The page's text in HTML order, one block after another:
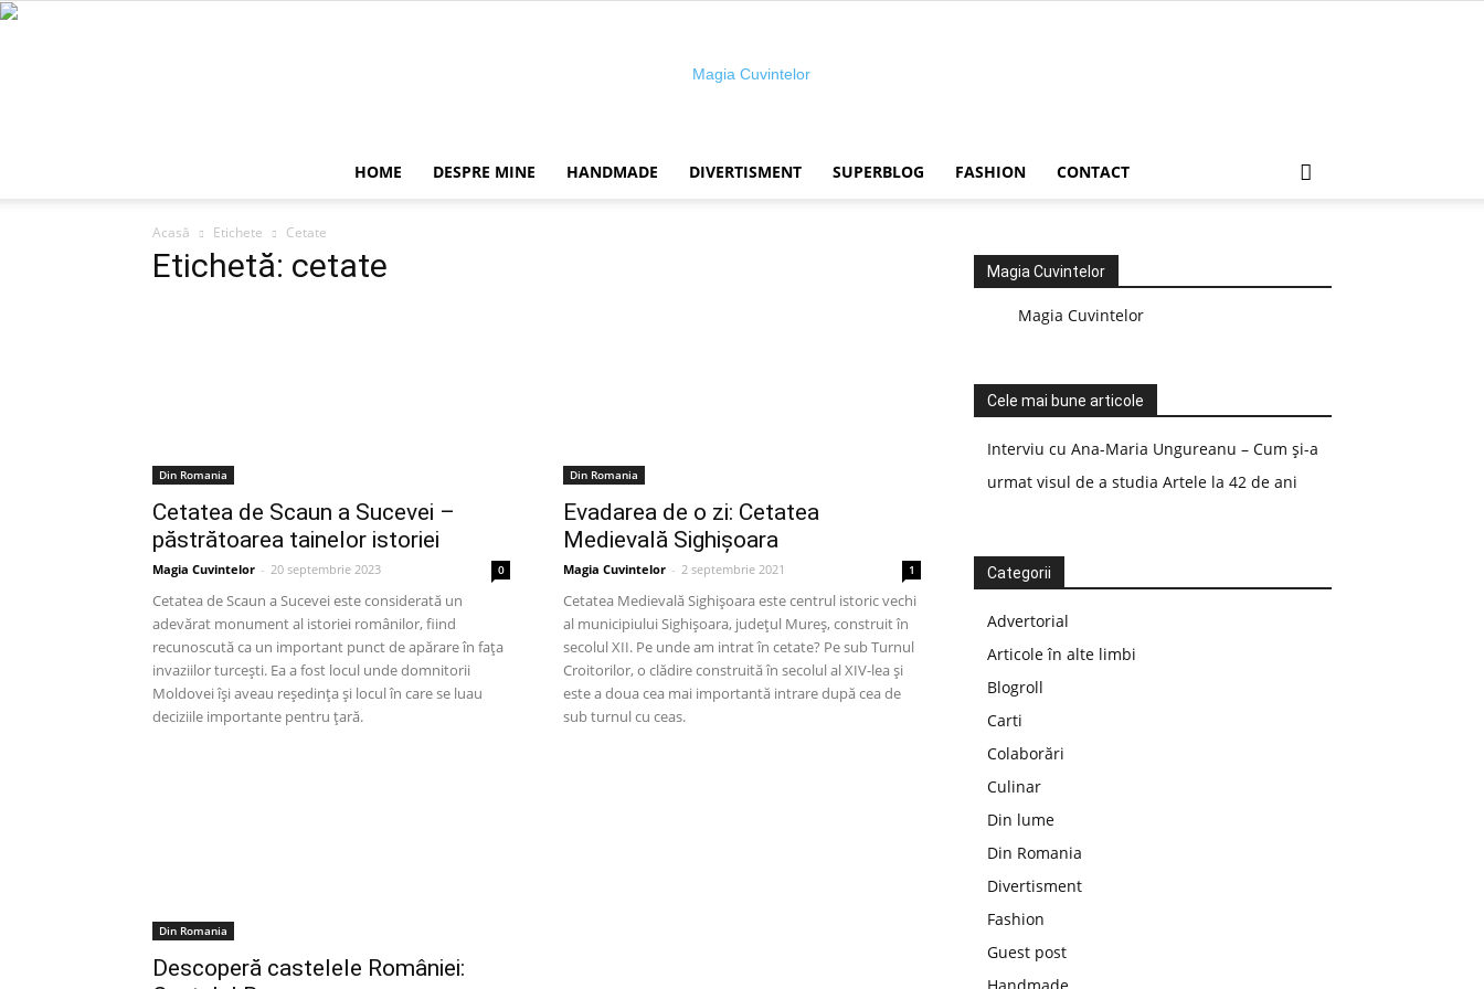
HOME DESPRE MINE HANDMADE DIVERTISMENT SUPERBLOG FASHION CONTACT
Acasă Etichete Cetate
Etichetă: cetate
Din Romania
Cetatea de Scaun a Sucevei –
păstrătoarea tainelor istoriei
Magia Cuvintelor - 20 septembrie 2023 0
Cetatea de Scaun a Sucevei este considerată un
adevărat monument al istoriei românilor, fiind
recunoscută ca un important punct de apărare în fața
invaziilor turcești. Ea a fost locul unde domnitorii
Moldovei își aveau reședința și locul în care se luau
deciziile importante pentru țară.
Din Romania
Evadarea de o zi: Cetatea
Medievală Sighișoara
Magia Cuvintelor - 2 septembrie 2021 1
Cetatea Medievală Sighișoara este centrul istoric vechi
al municipiului Sighișoara, județul Mureș, construit în
secolul XII. Pe unde am intrat în cetate? Pe sub Turnul
Croitorilor, o clădire construită în secolul al XIV-lea și
este a doua cea mai importantă intrare după cea de
sub turnul cu ceas.
Din Romania
Descoperă castelele României:
Magia Cuvintelor
Magia Cuvintelor
Cele mai bune articole
Interviu cu Ana-Maria Ungureanu – Cum și-a
urmat visul de a studia Artele la 42 de ani
Categorii
Advertorial
Articole în alte limbi
Blogroll
Carti
Colaborări
Culinar
Din lume
Din Romania
Divertisment
Fashion
Guest post